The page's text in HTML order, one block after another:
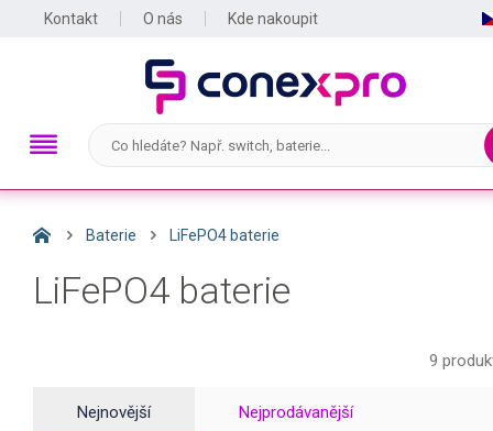
Kontakt O nás Kde nakoupit
Baterie LiFePO4 baterie
LiFePO4 baterie
9
Nejnovější Nejprodávanější